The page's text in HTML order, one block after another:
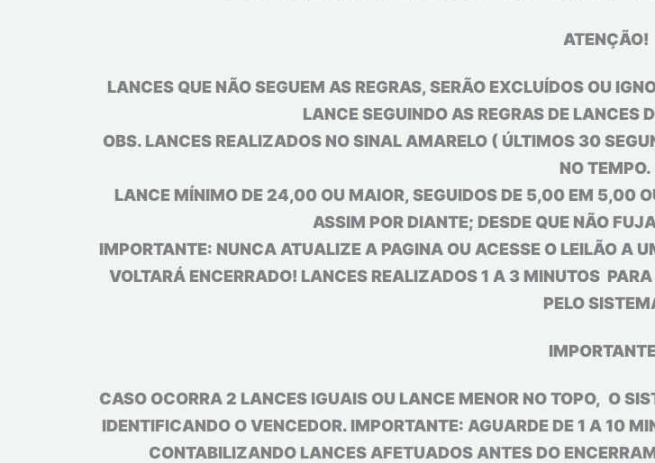
ATENÇÃO!
LANCES QUE NÃO SEGUEM AS REGRAS, SERÃO EXCLUÍDOS OU
LANCE SEGUINDO AS REGRAS DE LANCES
OBS. LANCES REALIZADOS NO SINAL AMARELO ( ÚLTIMOS 30
NO TEMPO.
LANCE MÍNIMO DE 24,00 OU MAIOR, SEGUIDOS DE 5,00 EM 5,00
ASSIM POR DIANTE; DESDE QUE NÃO
IMPORTANTE: NUNCA ATUALIZE A PAGINA OU ACESSE O LEILÃO A
VOLTARÁ ENCERRADO! LANCES REALIZADOS 1 A 3 MINUTOS
PELO
CASO OCORRA 2 LANCES IGUAIS OU LANCE MENOR NO TOPO, O
IDENTIFICANDO O VENCEDOR. IMPORTANTE: AGUARDE DE 1 A 10
CONTABILIZANDO LANCES AFETUADOS ANTES DO